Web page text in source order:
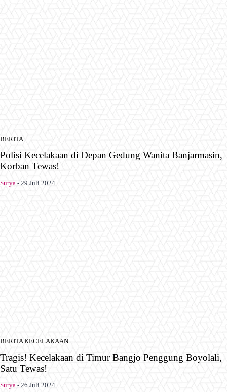
BERITA
Polisi Kecelakaan di Depan Gedung Wanita Banjarmasin,
Korban Tewas!
Surya - 29 Juli 2024
BERITA KECELAKAAN
Tragis! Kecelakaan di Timur Bangjo Penggung Boyolali,
Satu Tewas!
Surya - 26 Juli 2024